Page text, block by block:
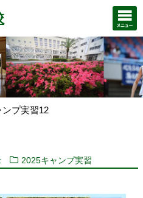
ンプ実習12
2025キャンプ実習